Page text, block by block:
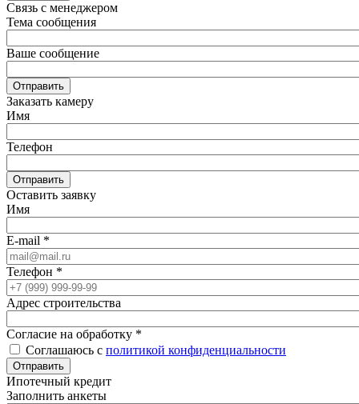
Связь с менеджером
Тема сообщения
Ваше сообщение
Отправить
Заказать камеру
Имя
Телефон
Отправить
Оставить заявку
Имя
E-mail *
Телефон *
Адрес строительства
Согласие на обработку *
Соглашаюсь с политикой конфиденциальности
Отправить
Ипотечный кредит
Заполнить анкеты